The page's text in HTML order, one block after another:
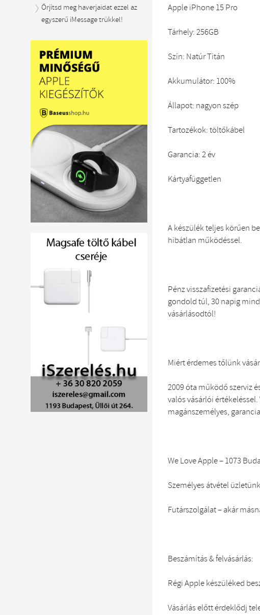
Apple iPhone 15 Pro
Tárhely: 256GB
Szín: Natúr Titán
Akkumulátor: 100%
Állapot: nagyon szép
Tartozékok: töltőkábel
Garancia: 2 év
Kártyafüggetlen
A készülék teljes körűen
hibátlan működéssel.
Pénz visszafizetési
gondold túl, 30 napig
vásárlásodtól!
Miért érdemes tőlünk
2009 óta működő szerviz
valós vásárlói
magánszemélyes,
We Love Apple – 1073
Személyes átvétel
Futárszolgálat – akár
Beszámítás & felvásárlás:
Régi Apple készüléked
Vásárlás előtt érdeklődj
Őrjítsd meg haverjaidat ezzel az
egyszerű iMessage trükkel!